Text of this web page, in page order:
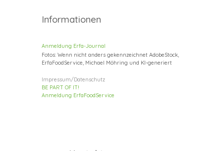
Informationen
Anmeldung Erfa-Journal
Fotos: Wenn nicht anders gekennzeichnet AdobeStock,
ErfaFoodService, Michael Möhring und KI-generiert
Impressum/Datenschutz
BE PART OF IT!
Anmeldung ErfaFoodService